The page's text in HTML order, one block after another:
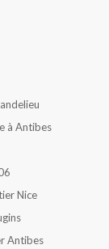
à Antibes
Nice
Antibes